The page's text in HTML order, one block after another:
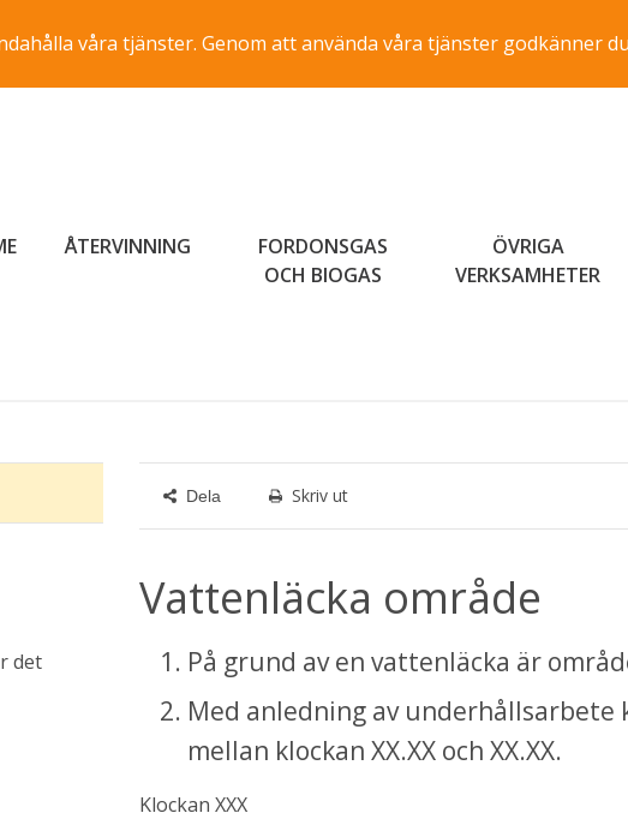
våra tjänster. Genom att använda våra tjänster godkänner
ÅTERVINNING
FORDONSGAS
OCH BIOGAS
ÖVRIGA
VERKSAMHETER
det
annan webbplats.
Dela Skriv ut
Vattenläcka område
På grund av en vattenläcka är
Med anledning av
mellan klockan XX.XX och XX.XX.
Klockan XXX